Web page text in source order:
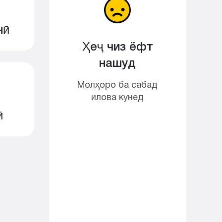
Ҳеҷ чиз ёфт
нашуд
Молҳоро ба сабад
илова кунед